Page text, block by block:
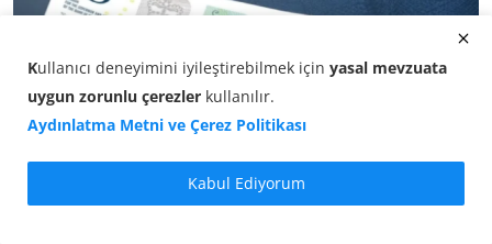
Kullanıcı deneyimini iyileştirebilmek için yasal mevzuata
uygun zorunlu çerezler kullanılır.
Aydınlatma Metni ve Çerez Politikası
Kabul Ediyorum